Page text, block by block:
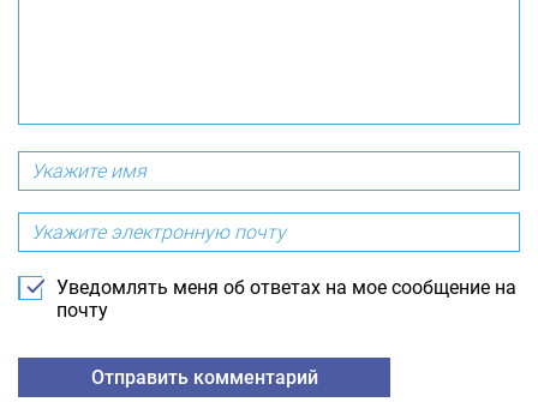
Уведомлять меня об ответах на мое сообщение на
почту